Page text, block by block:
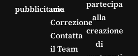
pubblicitarie
una
Correzione
Contatta
il Team
partecipa
alla
creazione
di